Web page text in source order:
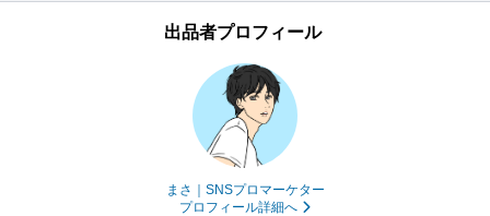
出品者プロフィール
まさ｜SNSプロマーケター
プロフィール詳細へ